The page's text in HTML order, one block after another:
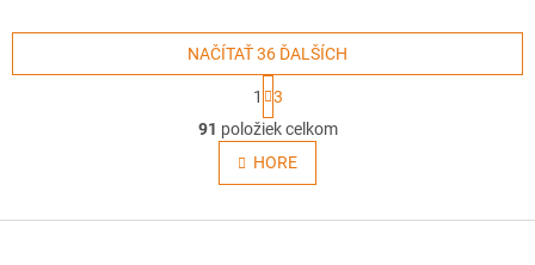
O
v
l
á
NAČÍTAŤ 36 ĎALŠÍCH
S
t
r
á
n
k
v
1
3
91 položiek celkom
HORE